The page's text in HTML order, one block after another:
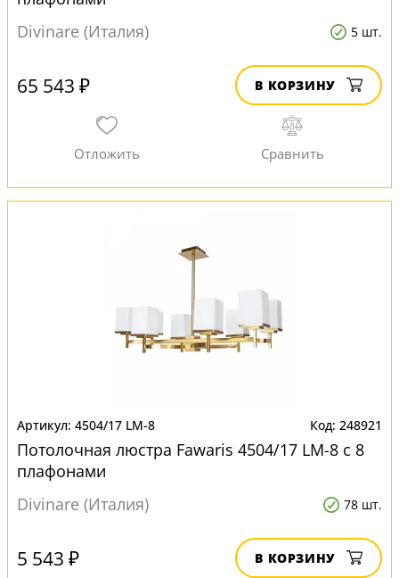
Divinare (Италия)
5 шт.
65 543 ₽ В КОРЗИНУ
4504/17 LM-8 248921
Потолочная люстра Fawaris 4504/17 LM-8 с 8
плафонами
Divinare (Италия)
78 шт.
5 543 ₽ В КОРЗИНУ